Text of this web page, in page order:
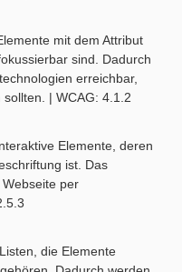
mit dem Attribut
sind. Dadurch
erreichbar,
| WCAG: 4.1.2
Elemente, deren
ist. Das
per
die Elemente